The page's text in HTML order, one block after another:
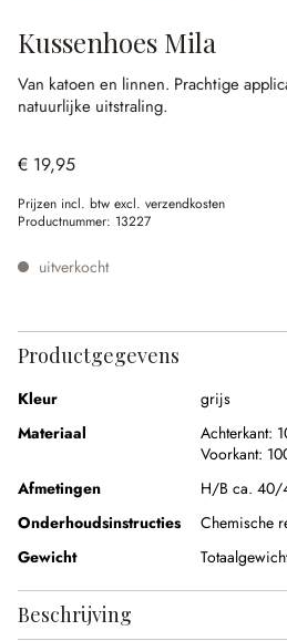
Kussenhoes Mila
Van katoen en linnen. Prachtige
natuurlijke uitstraling.
€ 19,95
Prijzen incl. btw excl. verzendkosten
Productnummer: 13227
uitverkocht
Productgegevens
Kleur
grijs
Materiaal
Achterkant:
Voorkant:
Afmetingen
H/B ca. 40/
Onderhoudsinstructies
Chemische
Gewicht
Beschrijving